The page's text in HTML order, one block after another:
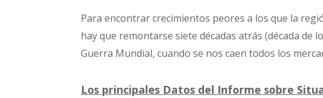
Para encontrar crecimientos peores a los que la
hay que remontarse siete décadas atrás (década de
Guerra Mundial, cuando se nos caen todos los
Los principales Datos del Informe sobre